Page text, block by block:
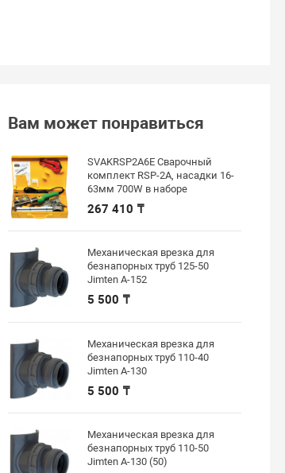
Вам может понравиться
SVAKRSP2A6E Сварочный
комплект RSP-2A, насадки 16-
63мм 700W в наборе
267 410 ₸
Механическая врезка для
безнапорных труб 125-50
Jimten A-152
5 500 ₸
Механическая врезка для
безнапорных труб 110-40
Jimten A-130
5 500 ₸
Механическая врезка для
безнапорных труб 110-50
Jimten A-130 (50)